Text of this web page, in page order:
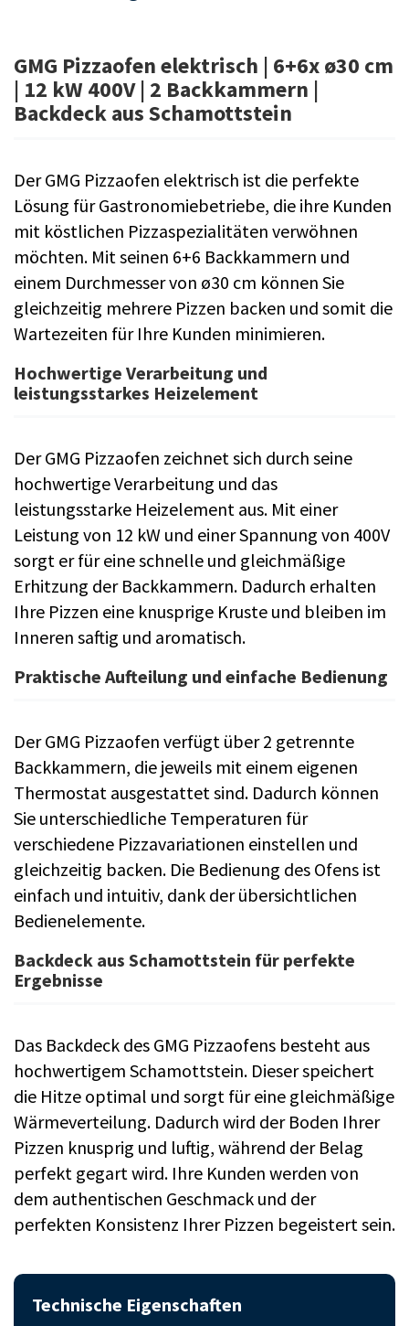
GMG Pizzaofen elektrisch | 6+6x ø30 cm
| 12 kW 400V | 2 Backkammern |
Backdeck aus Schamottstein
Der GMG Pizzaofen elektrisch ist die perfekte
Lösung für Gastronomiebetriebe, die ihre Kunden
mit köstlichen Pizzaspezialitäten verwöhnen
möchten. Mit seinen 6+6 Backkammern und
einem Durchmesser von ø30 cm können Sie
gleichzeitig mehrere Pizzen backen und somit die
Wartezeiten für Ihre Kunden minimieren.
Hochwertige Verarbeitung und
leistungsstarkes Heizelement
Der GMG Pizzaofen zeichnet sich durch seine
hochwertige Verarbeitung und das
leistungsstarke Heizelement aus. Mit einer
Leistung von 12 kW und einer Spannung von 400V
sorgt er für eine schnelle und gleichmäßige
Erhitzung der Backkammern. Dadurch erhalten
Ihre Pizzen eine knusprige Kruste und bleiben im
Inneren saftig und aromatisch.
Praktische Aufteilung und einfache Bedienung
Der GMG Pizzaofen verfügt über 2 getrennte
Backkammern, die jeweils mit einem eigenen
Thermostat ausgestattet sind. Dadurch können
Sie unterschiedliche Temperaturen für
verschiedene Pizzavariationen einstellen und
gleichzeitig backen. Die Bedienung des Ofens ist
einfach und intuitiv, dank der übersichtlichen
Bedienelemente.
Backdeck aus Schamottstein für perfekte
Ergebnisse
Das Backdeck des GMG Pizzaofens besteht aus
hochwertigem Schamottstein. Dieser speichert
die Hitze optimal und sorgt für eine gleichmäßige
Wärmeverteilung. Dadurch wird der Boden Ihrer
Pizzen knusprig und luftig, während der Belag
perfekt gegart wird. Ihre Kunden werden von
dem authentischen Geschmack und der
perfekten Konsistenz Ihrer Pizzen begeistert sein.
Technische Eigenschaften